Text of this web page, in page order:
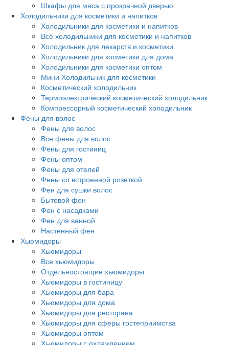
Шкафы для мяса с прозрачной дверью
Холодильники для косметики и напитков
Холодильники для косметики и напитков
Все холодильники для косметики и напитков
Холодильник для лекарств и косметики
Холодильники для косметики для дома
Холодильники для косметики оптом
Мини Холодильник для косметики
Косметический холодильник
Термоэлектрический косметический холодильник
Компрессорный косметический холодильник
Фены для волос
Фены для волос
Все фены для волос
Фены для гостиниц
Фены оптом
Фены для отелей
Фены со встроенной розеткой
Фен для сушки волос
Бытовой фен
Фен с насадками
Фен для ванной
Настенный фен
Хьюмидоры
Хьюмидоры
Все хьюмидоры
Отдельностоящие хьюмидоры
Хьюмидоры в гостиницу
Хьюмидоры для бара
Хьюмидоры для дома
Хьюмидоры для ресторана
Хьюмидоры для сферы гостеприимства
Хьюмидоры оптом
Хьюмидоры с охлаждением